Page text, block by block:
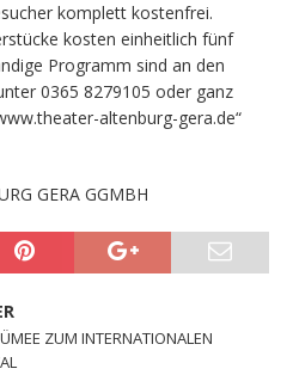
komplett kostenfrei.
kosten einheitlich fünf
Programm sind an den
0365 8279105 oder ganz
altenburg-gera.de“
GERA GGMBH
ZUM INTERNATIONALEN